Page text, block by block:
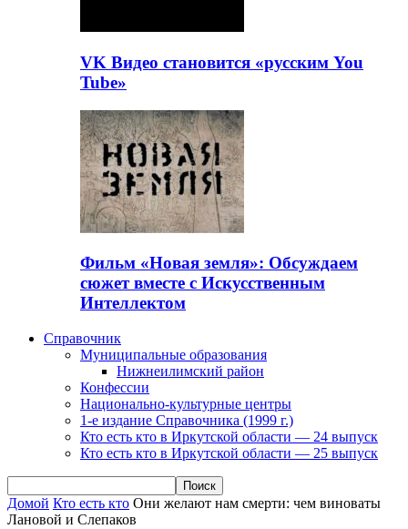
VK Видео становится «русским You
Tube»
Фильм «Новая земля»: Обсуждаем
сюжет вместе с Искусственным
Интеллектом
Справочник
Муниципальные образования
Нижнеилимский район
Конфессии
Национально-культурные центры
1-е издание Справочника (1999 г.)
Кто есть кто в Иркутской области — 24 выпуск
Кто есть кто в Иркутской области — 25 выпуск
Домой Кто есть кто Они желают нам смерти: чем виноваты
Лановой и Слепаков